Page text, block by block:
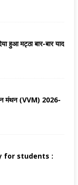
हुआ मट्ठा बार-बार याद
मंथन (VVM) 2026-
for students :